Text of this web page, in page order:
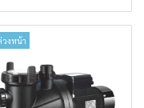
วงหน้า